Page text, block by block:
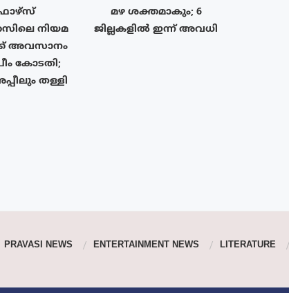
നിയമ
അവസാനം
കോടതി;
തള്ളി
മഴ ശക്തമാകും; 6
ജില്ലകളിൽ ഇന്ന് അവധി
PRAVASI NEWS ENTERTAINMENT NEWS LITERATURE